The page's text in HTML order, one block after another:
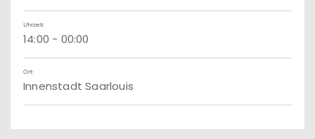
Uhrzeit:
14:00 - 00:00
Ort:
Innenstadt Saarlouis